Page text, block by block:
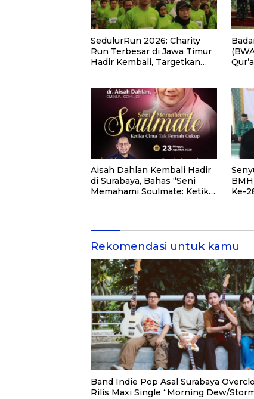
SedulurRun 2026: Charity
Run Terbesar di Jawa Timur
Hadir Kembali, Targetkan
dan Guru Honorer
Aisah Dahlan Kembali Hadir
di Surabaya, Bahas “Seni
Memahami Soulmate: Ketika
Ke-
Rekomendasi untuk kamu
Band Indie Pop Asal Surabaya
Rilis Maxi Single “Morning Dew/